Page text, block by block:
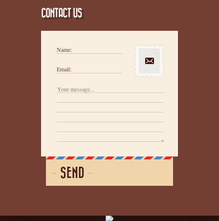
CONTACT US
Name:
Email:
SEND